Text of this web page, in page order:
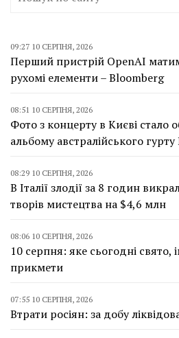
09:27 10 СЕРПНЯ, 2026
Перший пристрій OpenAI
рухомі елементи – Bloomberg
08:51 10 СЕРПНЯ, 2026
Фото з концерту в Києві стало
альбому австралійського
08:29 10 СЕРПНЯ, 2026
В Італії злодії за 8 годин
творів мистецтва на $4,6 млн
08:06 10 СЕРПНЯ, 2026
10 серпня: яке сьогодні свято,
прикмети
07:55 10 СЕРПНЯ, 2026
Втрати росіян: за добу